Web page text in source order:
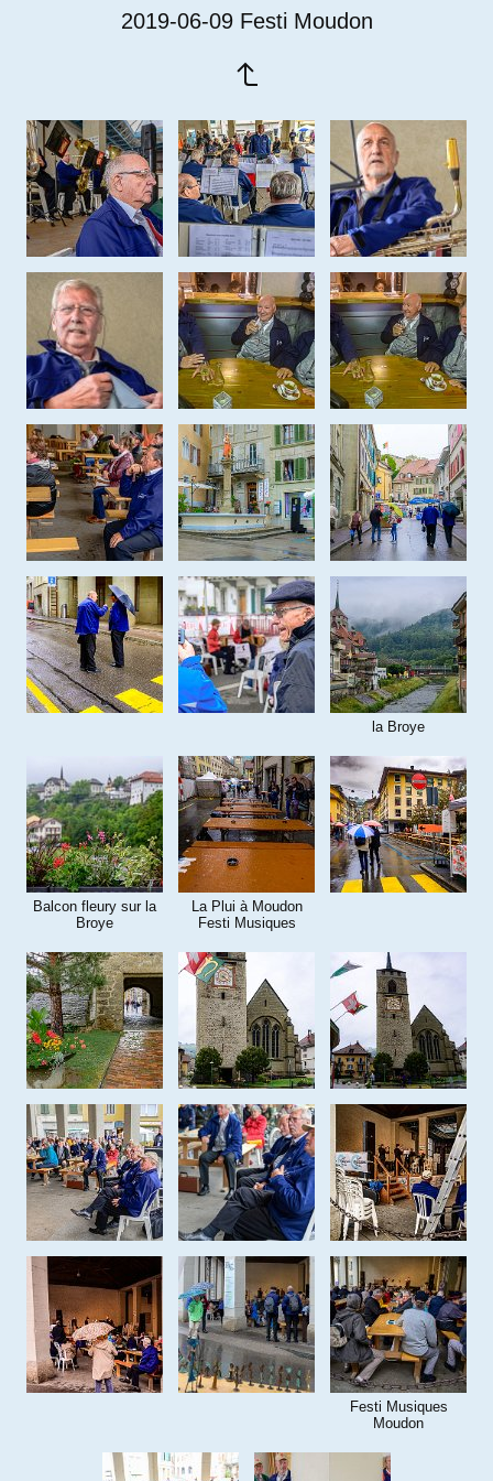
2019-06-09 Festi Moudon
la Broye
Balcon fleury sur la
Broye
La Plui à Moudon
Festi Musiques
Festi Musiques
Moudon